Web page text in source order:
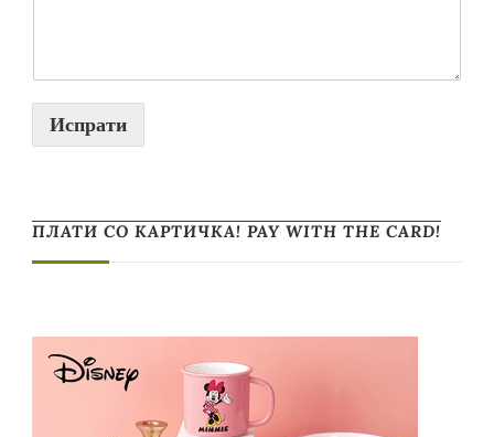
Испрати
ПЛАТИ СО КАРТИЧКА! PAY WITH THE CARD!